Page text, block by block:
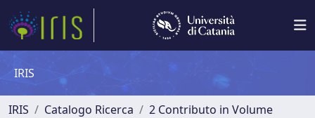
IRIS
IRIS Catalogo Ricerca
2 Contributo in Volume